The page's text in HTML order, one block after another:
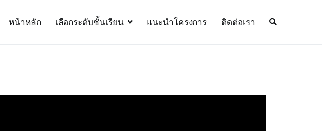
หน้าหลัก เลือกระดับชั้นเรียน แนะนำโครงการ ติดต่อเรา